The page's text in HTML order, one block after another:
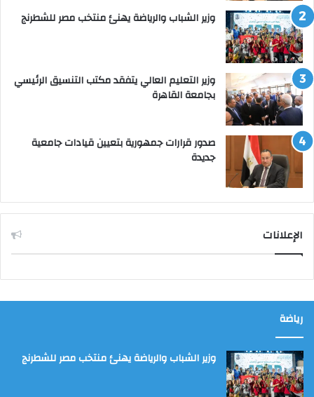
وزير الشباب والرياضة يهنئ منتخب مصر للشطرنج
وزير التعليم العالي يتفقد مكتب التنسيق الرئيسي
بجامعة القاهرة
صدور قرارات جمهورية بتعيين قيادات جامعية
جديدة
الإعلانات
رياضة
وزير الشباب والرياضة يهنئ منتخب مصر للشطرنج